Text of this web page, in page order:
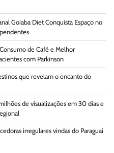
Goiaba Diet Conquista Espaço no
de Café e Melhor
com Parkinson
que revelam o encanto do
de visualizações em 30 dias e
irregulares vindas do Paraguai